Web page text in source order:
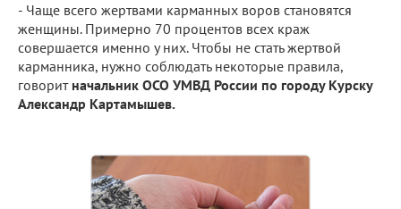
- Чаще всего жертвами карманных воров становятся
женщины. Примерно 70 процентов всех краж
совершается именно у них. Чтобы не стать жертвой
карманника, нужно соблюдать некоторые правила,
говорит начальник ОСО УМВД России по городу Курску
Александр Картамышев.